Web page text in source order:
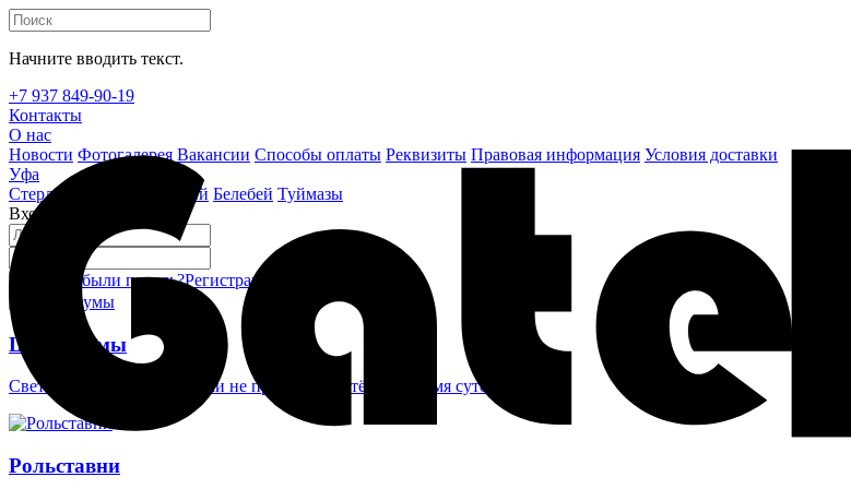
Начните вводить текст.
+7 937 849-90-19
Контакты
О нас
Новости Фотогалерея Вакансии Способы оплаты Реквизиты Правовая информация Условия доставки
Уфа
Стерлитамак
Октябрьский Белебей Туймазы
Вход на сайт
Забыли пароль?Регистрация
Шлагбаумы
Светоотражающие наклейки не проглядеть в тёмное время суток
Рольставни